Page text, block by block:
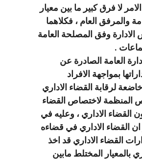
لا فرق كبير ما بين معيار
والمرفق العام ، فكلاهما
الادارة وفق المصلحة العامة
.
العامة الصادرة عن
بمواجهة الافراد
لرقابة القضاء الاداري
المنظمة لاختصاص القضاء
القضاء الاداري ، وعليه في
ان القضاء الاداري في قضاءه
القضاء الاداري قد اخذ
بالمعيار المختلط مابين